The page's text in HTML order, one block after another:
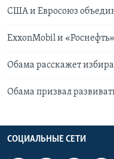
США и Евросоюз
ExxonMobil и
Обама расскажет
Обама призвал
СОЦИАЛЬНЫЕ СЕТИ